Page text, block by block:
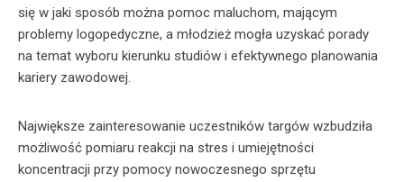
się w jaki sposób można pomoc maluchom, mającym
problemy logopedyczne, a młodzież mogła uzyskać porady
na temat wyboru kierunku studiów i efektywnego planowania
kariery zawodowej.
Największe zainteresowanie uczestników targów wzbudziła
możliwość pomiaru reakcji na stres i umiejętności
koncentracji przy pomocy nowoczesnego sprzętu